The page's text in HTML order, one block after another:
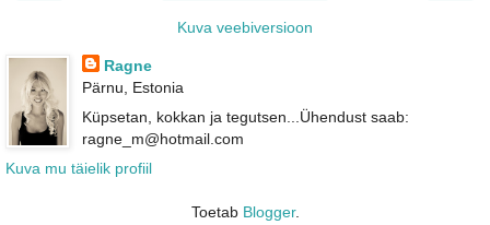
Kuva veebiversioon
Ragne
Pärnu, Estonia
Küpsetan, kokkan ja tegutsen...Ühendust saab:
ragne_m@hotmail.com
Kuva mu täielik profiil
Toetab Blogger.